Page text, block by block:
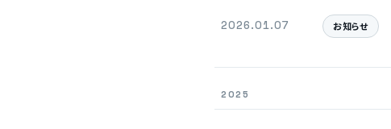
2026.01.07 お知らせ
2025